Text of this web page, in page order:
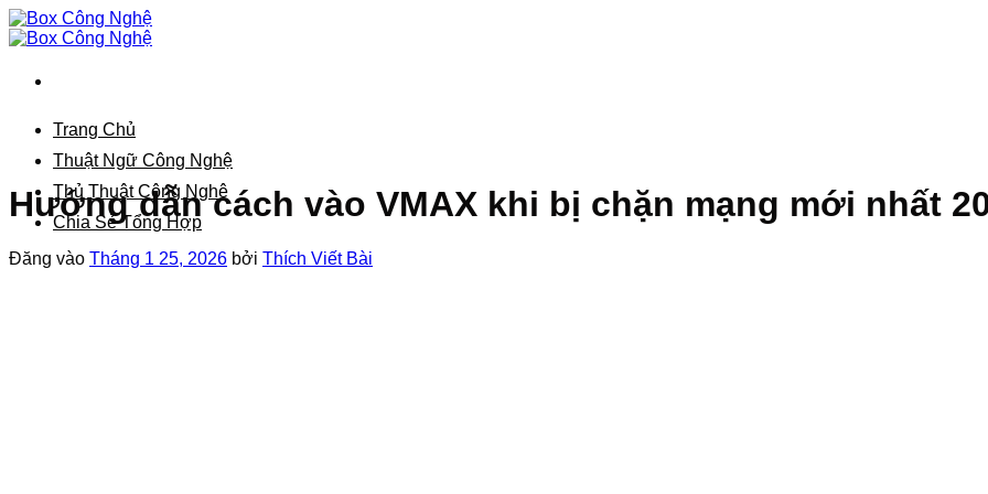
Bỏ
qua
dung
Trang Chủ
Thuật Ngữ Công Nghệ
Thủ Thuật Công Nghệ
Chia Sẻ Tổng Hợp
Hướng dẫn cách vào VMAX khi bị chặn mạng mới nhất
Đăng vào Tháng 1 25, 2026 bởi Thích Viết Bài